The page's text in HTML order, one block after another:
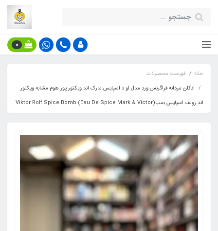
0
خانه
فهرست محصولات
ادکلن مردانه فراگرنس ورد مدل او د اسپایس مارک اند ویکتور پور هوم مشابه ویکتور
اند رولف اسپایس بمب(Eau De Spice Mark & Victor) Viktor Rolf Spice Bomb